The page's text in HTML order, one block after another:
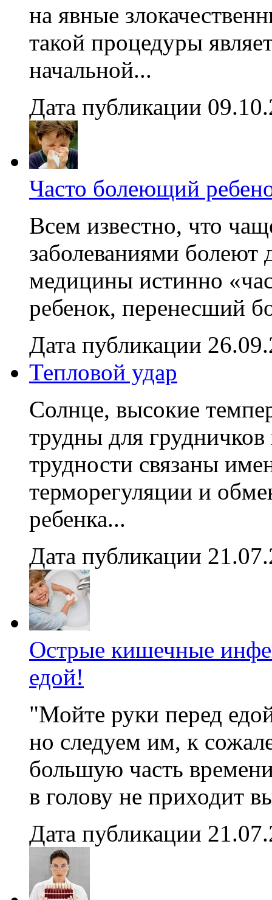
на явные
такой процедуры
начальной...
Дата публикации
Часто болеющий
Всем известно, что
заболеваниями болеют
медицины истинно
ребенок, перенесший
Дата публикации
Тепловой удар
Солнце, высокие
трудны для
трудности связаны
терморегуляции и
ребенка...
Дата публикации
Острые кишечные
едой!
"Мойте руки перед
но следуем им, к
большую часть
в голову не приходит
Дата публикации